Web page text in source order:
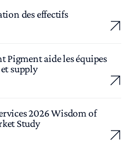
des effectifs
Pigment aide les équipes
supply
2026 Wisdom of
Study